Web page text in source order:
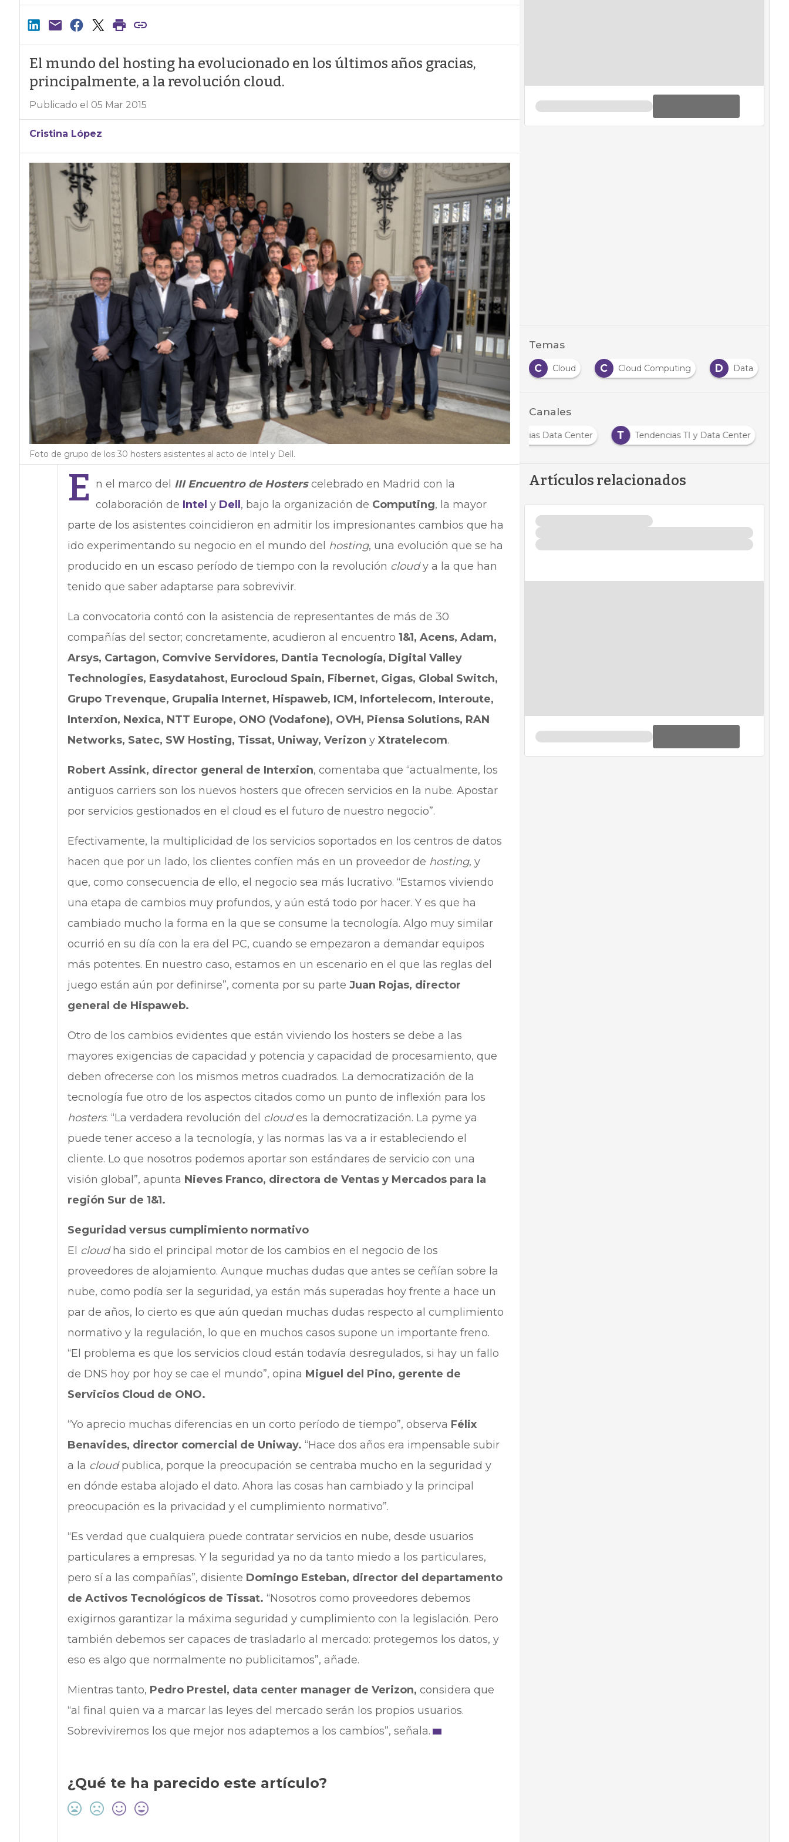
El mundo del hosting ha evolucionado en los últimos años gracias,
principalmente, a la revolución cloud.
Publicado el 05 Mar 2015
Cristina López
Foto de grupo de los 30 hosters asistentes al acto de Intel y Dell.
E n el marco del III Encuentro de Hosterscelebrado en Madrid con la
colaboración de Intel y Dell , bajo la organización de Computing, la mayor
parte de los asistentes coincidieron en admitir los impresionantes cambios que ha
ido experimentando su negocio en el mundo del hosting, una evolución que se ha
producido en un escaso período de tiempo con la revolución cloudy a la que han
tenido que saber adaptarse para sobrevivir.
La convocatoria contó con la asistencia de representantes de más de 30
compañías del sector; concretamente, acudieron al encuentro 1&1, Acens, Adam,
Arsys, Cartagon, Comvive Servidores, Dantia Tecnología, Digital Valley
Technologies, Easydatahost, Eurocloud Spain, Fibernet, Gigas, Global Switch,
Grupo Trevenque, Grupalia Internet, Hispaweb, ICM, Infortelecom, Interoute,
Interxion, Nexica, NTT Europe, ONO (Vodafone), OVH, Piensa Solutions, RAN
Networks, Satec, SW Hosting, Tissat, Uniway, Verizon y Xtratelecom.
Robert Assink, director general de Interxion, comentaba que “actualmente, los
antiguos carriers son los nuevos hosters que ofrecen servicios en la nube. Apostar
por servicios gestionados en el cloud es el futuro de nuestro negocio”.
Efectivamente, la multiplicidad de los servicios soportados en los centros de datos
hacen que por un lado, los clientes confíen más en un proveedor de hosting, y
que, como consecuencia de ello, el negocio sea más lucrativo. “Estamos viviendo
una etapa de cambios muy profundos, y aún está todo por hacer. Y es que ha
cambiado mucho la forma en la que se consume la tecnología. Algo muy similar
ocurrió en su día con la era del PC, cuando se empezaron a demandar equipos
más potentes. En nuestro caso, estamos en un escenario en el que las reglas del
juego están aún por definirse”, comenta por su parte Juan Rojas, director
general de Hispaweb.
Otro de los cambios evidentes que están viviendo los hosters se debe a las
mayores exigencias de capacidad y potencia y capacidad de procesamiento, que
deben ofrecerse con los mismos metros cuadrados. La democratización de la
tecnología fue otro de los aspectos citados como un punto de inflexión para los
hosters. “La verdadera revolución del cloudes la democratización. La pyme ya
puede tener acceso a la tecnología, y las normas las va a ir estableciendo el
cliente. Lo que nosotros podemos aportar son estándares de servicio con una
visión global”, apunta Nieves Franco, directora de Ventas y Mercados para la
región Sur de 1&1.
Seguridad versus cumplimiento normativo
El cloudha sido el principal motor de los cambios en el negocio de los
proveedores de alojamiento. Aunque muchas dudas que antes se ceñían sobre la
nube, como podía ser la seguridad, ya están más superadas hoy frente a hace un
par de años, lo cierto es que aún quedan muchas dudas respecto al cumplimiento
normativo y la regulación, lo que en muchos casos supone un importante freno.
“El problema es que los servicios cloud están todavía desregulados, si hay un fallo
de DNS hoy por hoy se cae el mundo”, opina Miguel del Pino, gerente de
Servicios Cloud de ONO.
“Yo aprecio muchas diferencias en un corto período de tiempo”, observa Félix
Benavides, director comercial de Uniway. “Hace dos años era impensable subir
a la cloudpublica, porque la preocupación se centraba mucho en la seguridad y
en dónde estaba alojado el dato. Ahora las cosas han cambiado y la principal
preocupación es la privacidad y el cumplimiento normativo”.
“Es verdad que cualquiera puede contratar servicios en nube, desde usuarios
particulares a empresas. Y la seguridad ya no da tanto miedo a los particulares,
pero sí a las compañías”, disiente Domingo Esteban, director del departamento
de Activos Tecnológicos de Tissat. “Nosotros como proveedores debemos
exigirnos garantizar la máxima seguridad y cumplimiento con la legislación. Pero
también debemos ser capaces de trasladarlo al mercado: protegemos los datos, y
eso es algo que normalmente no publicitamos”, añade.
Mientras tanto, Pedro Prestel, data center manager de Verizon, considera que
“al final quien va a marcar las leyes del mercado serán los propios usuarios.
Sobreviviremos los que mejor nos adaptemos a los cambios”, señala.
¿Qué te ha parecido este artículo?
Temas
C
Centros de datos C Cloud C Cloud Computing D Data
Canales
Noticias Data Center T Tendencias TI y Data Center
Artículos relacionados